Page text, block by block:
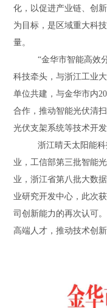
化，以促进产业链、创
为目标，是区域重大科
量。
“金华市智能高效
科技牵头，与浙江工业
单位共建，与金华市内
合作，推动智能光伏清
光伏支架系统等技术开发
浙江晴天太阳能
业，工信部第三批智能
业，浙江省第八批大数
业研究开发中心，此次
司创新能力的再次认可
高端人才，推动技术创